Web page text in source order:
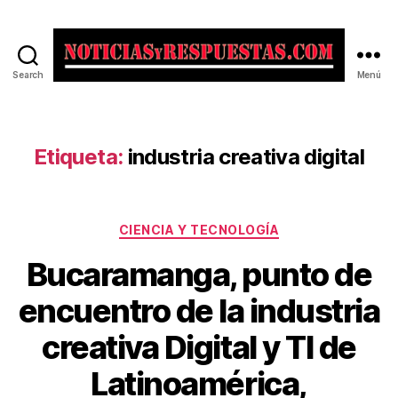
Search Menú
Etiqueta: industria creativa digital
Categorías
CIENCIA Y TECNOLOGÍA
Bucaramanga, punto de
encuentro de la industria
creativa Digital y TI de
Latinoamérica,